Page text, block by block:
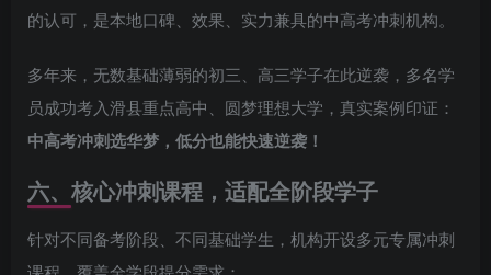
的认可，是本地口碑、效果、实力兼具的中高考冲刺机构。
多年来，无数基础薄弱的初三、高三学子在此逆袭，多名学
员成功考入滑县重点高中、圆梦理想大学，真实案例印证：
中高考冲刺选华梦，低分也能快速逆袭！
六、核心冲刺课程，适配全阶段学子
针对不同备考阶段、不同基础学生，机构开设多元专属冲刺